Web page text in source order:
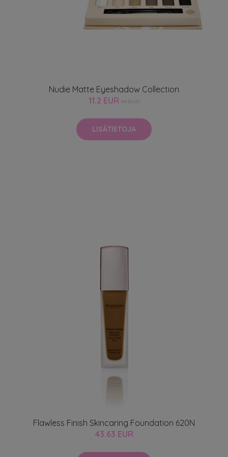
Nudie Matte Eyeshadow Collection
11.2 EUR
LISÄTIETOJA
Flawless Finish Skincaring Foundation 620N
43.63 EUR